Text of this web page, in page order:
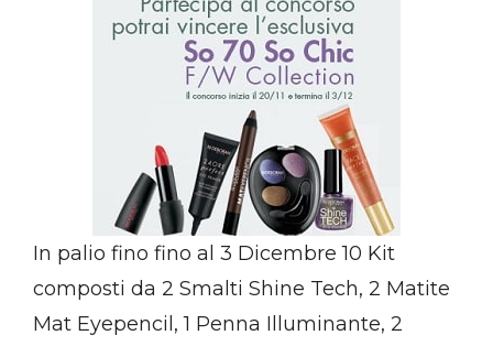
In palio fino fino al 3 Dicembre 10 Kit
composti da 2 Smalti Shine Tech, 2 Matite
Mat Eyepencil, 1 Penna Illuminante, 2